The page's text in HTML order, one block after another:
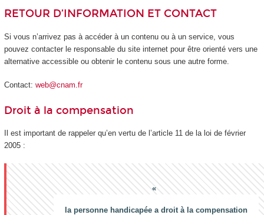
RETOUR D’INFORMATION ET CONTACT
Si vous n’arrivez pas à accéder à un contenu ou à un service, vous
pouvez contacter le responsable du site internet pour être orienté vers une
alternative accessible ou obtenir le contenu sous une autre forme.
Contact: web@cnam.fr
Droit à la compensation
Il est important de rappeler qu’en vertu de l’article 11 de la loi de février
2005 :
la personne handicapée a droit à la compensation